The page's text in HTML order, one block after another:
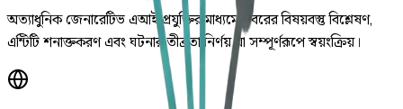
অত্যাধুনিক জেনারেটিভ এআই প্রযুক্তির মাধ্যমে খবরের বিষয়বস্তু বিশ্লেষণ,
এন্টিটি শনাক্তকরণ এবং ঘটনার তীব্রতা নির্ণয় যা সম্পূর্ণরূপে স্বয়ংক্রিয়।